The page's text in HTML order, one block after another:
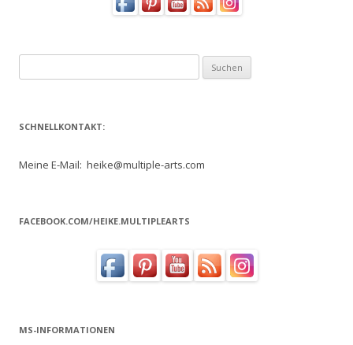
nach:
SCHNELLKONTAKT:
Meine E-Mail: heike@multiple-arts.com
FACEBOOK.COM/HEIKE.MULTIPLEARTS
MS-INFORMATIONEN